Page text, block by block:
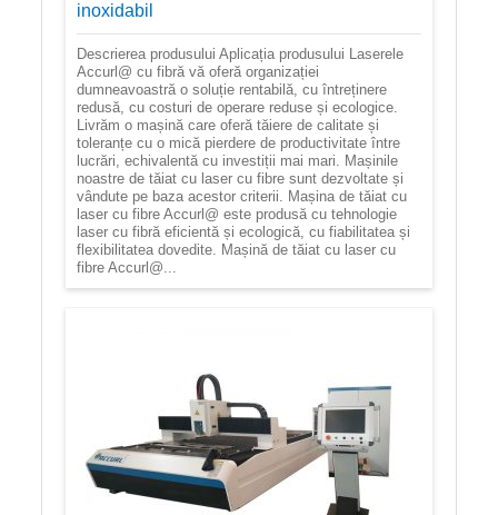
inoxidabil
Descrierea produsului Aplicația produsului Laserele
Accurl@ cu fibră vă oferă organizației
dumneavoastră o soluție rentabilă, cu întreținere
redusă, cu costuri de operare reduse și ecologice.
Livrăm o mașină care oferă tăiere de calitate și
toleranțe cu o mică pierdere de productivitate între
lucrări, echivalentă cu investiții mai mari. Mașinile
noastre de tăiat cu laser cu fibre sunt dezvoltate și
vândute pe baza acestor criterii. Mașina de tăiat cu
laser cu fibre Accurl@ este produsă cu tehnologie
laser cu fibră eficientă și ecologică, cu fiabilitatea și
flexibilitatea dovedite. Mașină de tăiat cu laser cu
fibre Accurl@...